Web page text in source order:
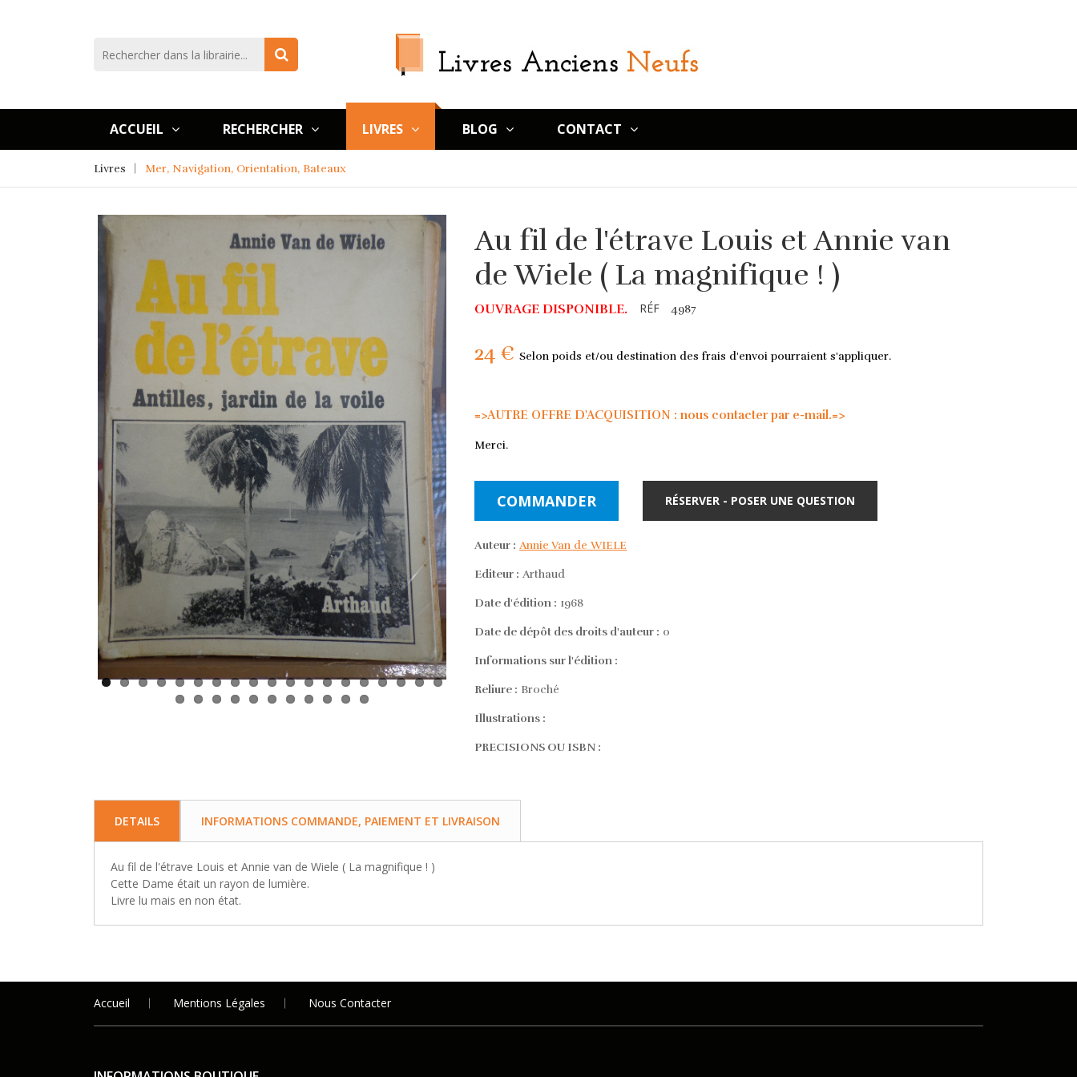
ACCUEIL RECHERCHER LIVRES BLOG CONTACT
Livres Mer, Navigation, Orientation, Bateaux
Au fil de l'étrave Louis et Annie van
de Wiele ( La magnifique ! )
OUVRAGE DISPONIBLE. RÉF 4987
24 € Selon poids et/ou destination des frais d'envoi pourraient s'appliquer.
=>AUTRE OFFRE D'ACQUISITION : nous contacter par e-mail.=>
Merci.
COMMANDER RÉSERVER - POSER UNE QUESTION
Auteur : Annie Van de WIELE
Editeur : Arthaud
Date d'édition : 1968
Date de dépôt des droits d'auteur : 0
Informations sur l'édition :
Reliure : Broché
Illustrations :
PRECISIONS OU ISBN :
DETAILS INFORMATIONS COMMANDE, PAIEMENT ET LIVRAISON
Au fil de l'étrave Louis et Annie van de Wiele ( La magnifique ! )
Cette Dame était un rayon de lumière.
Livre lu mais en non état.
Accueil Mentions Légales Nous Contacter